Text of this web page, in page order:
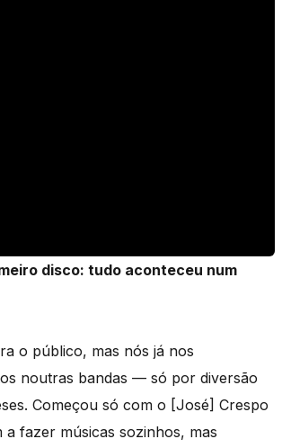
disco: tudo aconteceu num
o público, mas nós já nos
noutras bandas — só por diversão
Começou só com o [José] Crespo
fazer músicas sozinhos, mas